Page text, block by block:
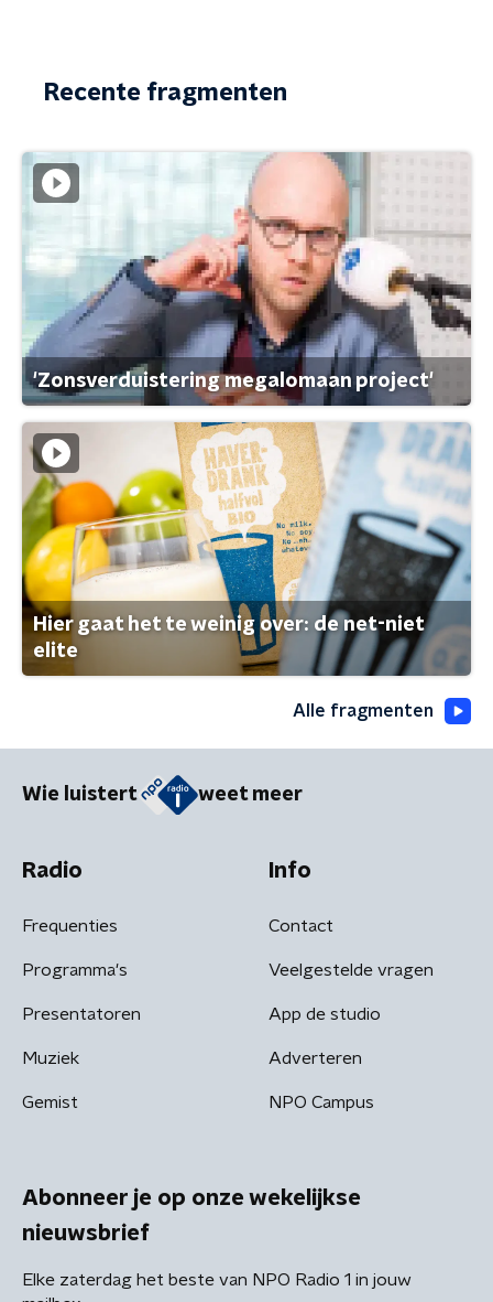
Recente fragmenten
'Zonsverduistering megalomaan project'
Hier gaat het te weinig over: de net-niet
elite
Alle fragmenten
Wie luistert weet meer
Radio
Frequenties
Programma's
Presentatoren
Muziek
Gemist
Info
Contact
Veelgestelde vragen
App de studio
Adverteren
NPO Campus
Abonneer je op onze wekelijkse
nieuwsbrief
Elke zaterdag het beste van NPO Radio 1 in jouw